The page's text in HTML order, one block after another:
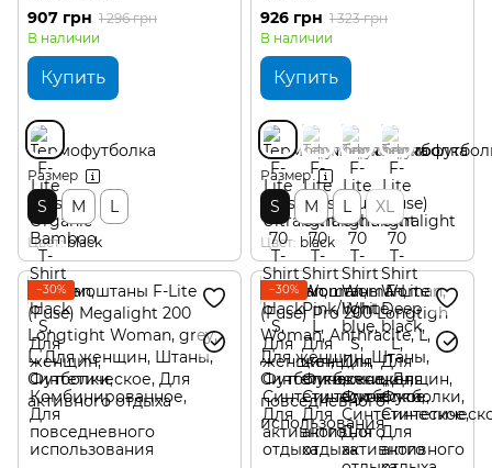
907 грн 1 296 грн
В наличии
Купить
Размер
S M L
Цвет black
926 грн 1 323 грн
В наличии
Купить
Размер
S M L XL
Цвет black
−30% −30%